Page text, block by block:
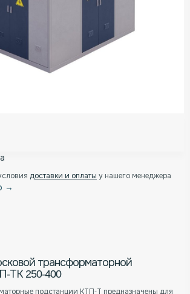
доставки и оплаты у нашего менеджера
→
трансформаторной
ТК 250-400
подстанции КТП-Т предназначены для